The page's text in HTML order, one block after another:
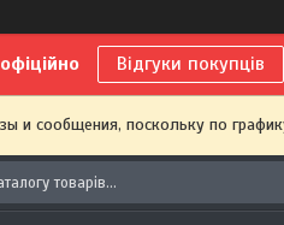
Відгуки покупців
и сообщения, поскольку по